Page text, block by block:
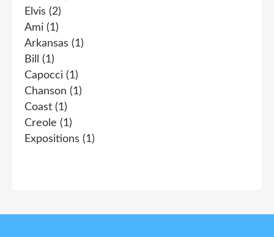
Elvis (2)
Ami (1)
Arkansas (1)
Bill
(1)
Capocci (1)
Chanson (1)
Coast (1)
Creole (1)
Expositions (1)